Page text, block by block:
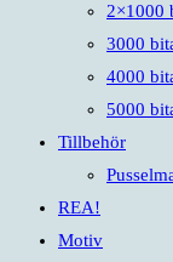
2×1000
3000
4000
5000
Tillbehör
REA!
Motiv